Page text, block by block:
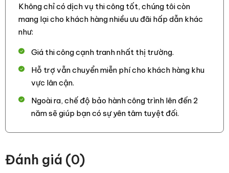
Không chỉ có dịch vụ thi công tốt, chúng tôi còn
mang lại cho khách hàng nhiều ưu đãi hấp dẫn khác
như:
Giá thi công cạnh tranh nhất thị trường.
Hỗ trợ vẫn chuyển miễn phí cho khách hàng khu
vực lân cận.
Ngoài ra, chế độ bảo hành công trình lên đến 2
năm sẽ giúp bạn có sự yên tâm tuyệt đối.
Đánh giá (0)